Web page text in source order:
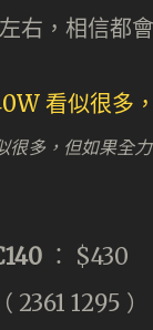
右，相信都
很多，但如果全
： $430
2361 1295 ）